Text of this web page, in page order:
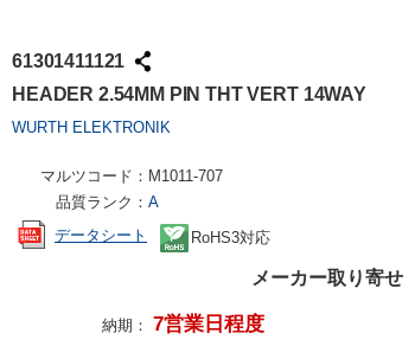
61301411121
HEADER 2.54MM PIN THT VERT 14WAY
WURTH ELEKTRONIK
マルツコード： M1011-707
品質ランク： A
データシート
RoHS3対応
メーカー取り寄せ
納期： 7営業日程度